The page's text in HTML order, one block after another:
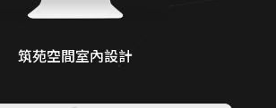
筑苑空間室內設計